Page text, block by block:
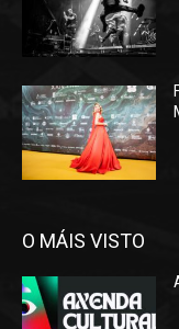
O MÁIS VISTO